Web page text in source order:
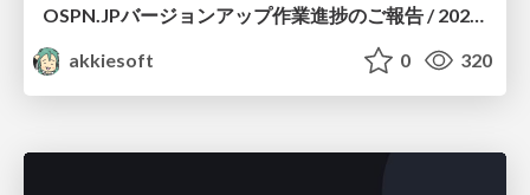
OSPN.JPバージョンアップ作業進捗のご報告 / 20260801-osc26kyoto
akkiesoft
0 320